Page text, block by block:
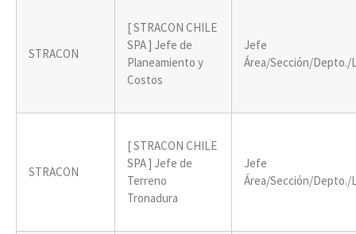
STRACON
[ STRACON CHILE
SPA ] Jefe de
Planeamiento y
Costos
Jefe
Área/Sección/Depto./
STRACON
[ STRACON CHILE
SPA ] Jefe de
Terreno
Tronadura
Jefe
Área/Sección/Depto./